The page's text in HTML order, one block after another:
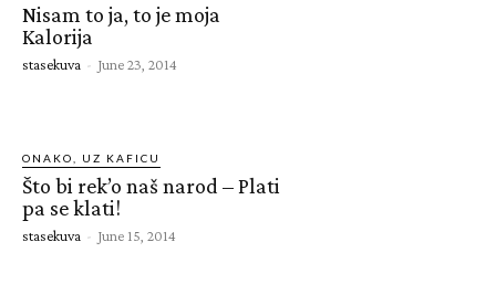
Nisam to ja, to je moja
Kalorija
stasekuva - June 23, 2014
ONAKO, UZ KAFICU
Što bi rek’o naš narod – Plati
pa se klati!
stasekuva - June 15, 2014